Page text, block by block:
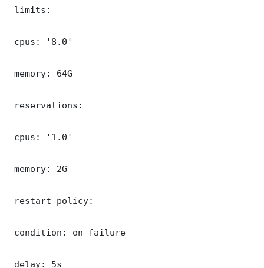
limits:
cpus: '8.0'
memory: 64G
reservations:
cpus: '1.0'
memory: 2G
restart_policy:
condition: on-failure
delay: 5s